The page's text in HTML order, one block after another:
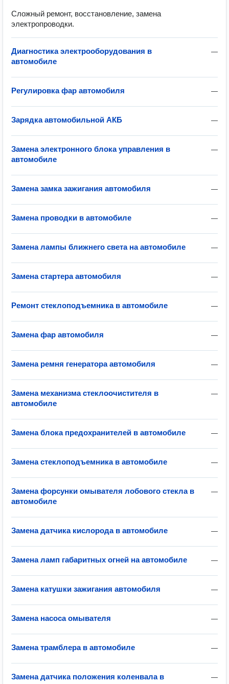
Сложный ремонт, восстановление, замена
электропроводки.
—
Диагностика электрооборудования в
автомобиле
—
Регулировка фар автомобиля
—
Зарядка автомобильной АКБ
—
Замена электронного блока управления в
автомобиле
—
Замена замка зажигания автомобиля
—
Замена проводки в автомобиле
—
Замена лампы ближнего света на автомобиле
—
Замена стартера автомобиля
—
Ремонт стеклоподъемника в автомобиле
—
Замена фар автомобиля
—
Замена ремня генератора автомобиля
—
Замена механизма стеклоочистителя в
автомобиле
—
Замена блока предохранителей в автомобиле
—
Замена стеклоподъемника в автомобиле
—
Замена форсунки омывателя лобового стекла в
автомобиле
—
Замена датчика кислорода в автомобиле
—
Замена ламп габаритных огней на автомобиле
—
Замена катушки зажигания автомобиля
—
Замена насоса омывателя
—
Замена трамблера в автомобиле
—
Замена датчика положения коленвала в